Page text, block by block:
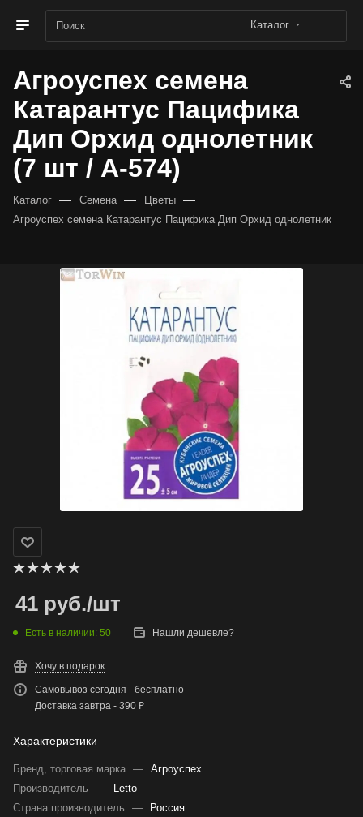
Каталог
Агроуспех семена
Катарантус Пацифика
Дип Орхид однолетник
(7 шт / А-574)
Каталог — Семена — Цветы —
Агроуспех семена Катарантус Пацифика Дип Орхид однолетник
41 руб./шт
Есть в наличии: 50 Нашли дешевле?
Хочу в подарок
Самовывоз сегодня - бесплатно
Доставка завтра - 390 ₽
Характеристики
Бренд, торговая марка — Агроуспех
Производитель
—
Letto
Страна производитель
—
Россия